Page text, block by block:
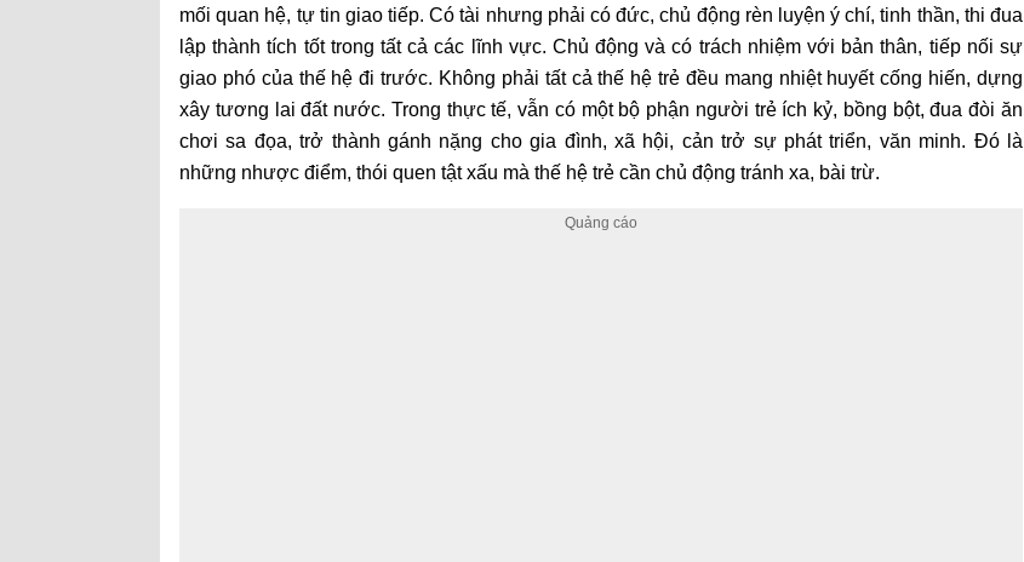
mối quan hệ, tự tin giao tiếp. Có tài nhưng phải có đức, chủ động rèn luyện ý chí, tinh thần, thi đua
lập thành tích tốt trong tất cả các lĩnh vực. Chủ động và có trách nhiệm với bản thân, tiếp nối sự
giao phó của thế hệ đi trước. Không phải tất cả thế hệ trẻ đều mang nhiệt huyết cống hiến, dựng
xây tương lai đất nước. Trong thực tế, vẫn có một bộ phận người trẻ ích kỷ, bồng bột, đua đòi ăn
chơi sa đọa, trở thành gánh nặng cho gia đình, xã hội, cản trở sự phát triển, văn minh. Đó là
những nhược điểm, thói quen tật xấu mà thế hệ trẻ cần chủ động tránh xa, bài trừ.